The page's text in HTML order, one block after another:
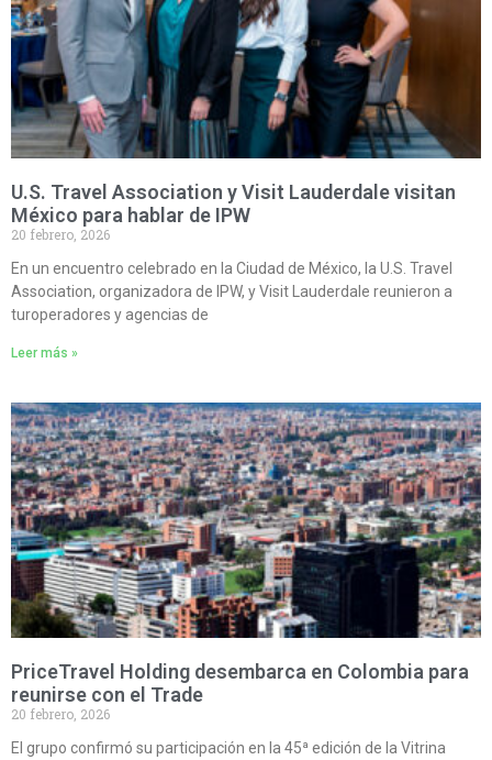
U.S. Travel Association y Visit Lauderdale visitan
México para hablar de IPW
20 febrero, 2026
En un encuentro celebrado en la Ciudad de México, la U.S. Travel
Association, organizadora de IPW, y Visit Lauderdale reunieron a
turoperadores y agencias de
Leer más »
PriceTravel Holding desembarca en Colombia para
reunirse con el Trade
20 febrero, 2026
El grupo confirmó su participación en la 45ª edición de la Vitrina